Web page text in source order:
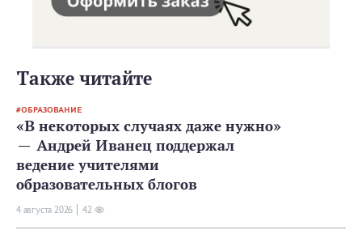
Также читайте
ОБРАЗОВАНИЕ
«В некоторых случаях даже нужно»
— Андрей Иванец поддержал
ведение учителями
образовательных блогов
4 августа 2026 42